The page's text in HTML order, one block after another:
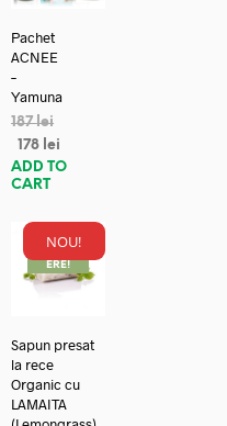
Pachet
ACNEE
–
Yamuna
187lei
178 lei
ADD TO
CART
NOU!
REDUC
ERE!
Sapun presat
la rece
Organic cu
LAMAITA